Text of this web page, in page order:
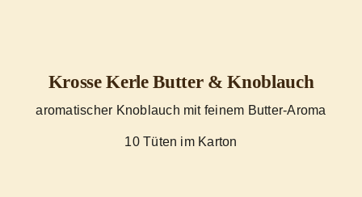
Krosse Kerle Butter & Knoblauch
aromatischer Knoblauch mit feinem Butter-Aroma
10 Tüten im Karton